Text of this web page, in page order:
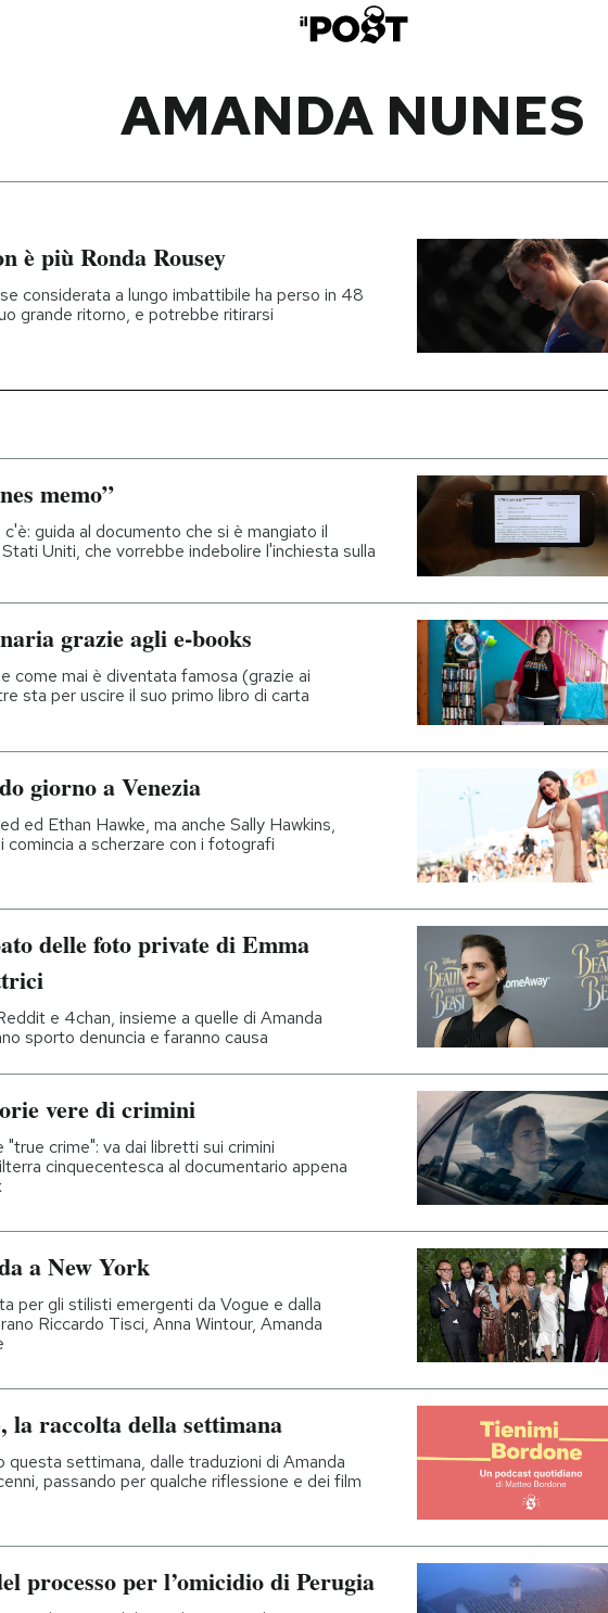
AMANDA NUNES
è più Ronda Rousey
considerata a lungo imbattibile ha perso in 48
grande ritorno, e potrebbe ritirarsi
memo”
guida al documento che si è mangiato il
Uniti, che vorrebbe indebolire l'inchiesta sulla
grazie agli e-books
come mai è diventata famosa (grazie ai
sta per uscire il suo primo libro di carta
giorno a Venezia
ed Ethan Hawke, ma anche Sally Hawkins,
comincia a scherzare con i fotografi
delle foto private di Emma
e 4chan, insieme a quelle di Amanda
sporto denuncia e faranno causa
vere di crimini
crime": va dai libretti sui crimini
cinquecentesca al documentario appena
a New York
per gli stilisti emergenti da Vogue e dalla
Riccardo Tisci, Anna Wintour, Amanda
la raccolta della settimana
questa settimana, dalle traduzioni di Amanda
passando per qualche riflessione e dei film
processo per l’omicidio di Perugia